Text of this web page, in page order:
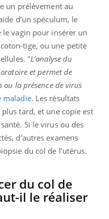
un prélèvement au
d’un spéculum, le
le vagin pour insérer un
tige, ou une petite
"L’analyse du
et permet de
ou la présence de virus
maladie. Les résultats
tard, et une copie est
Si le virus ou des
d’autres examens
du col de l’utérus.
du col de
il le réaliser